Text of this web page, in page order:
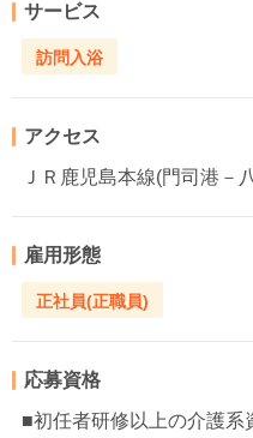
サービス
訪問入浴
アクセス
ＪＲ鹿児島本線(門司港－
雇用形態
正社員(正職員)
応募資格
■初任者研修以上の介護系